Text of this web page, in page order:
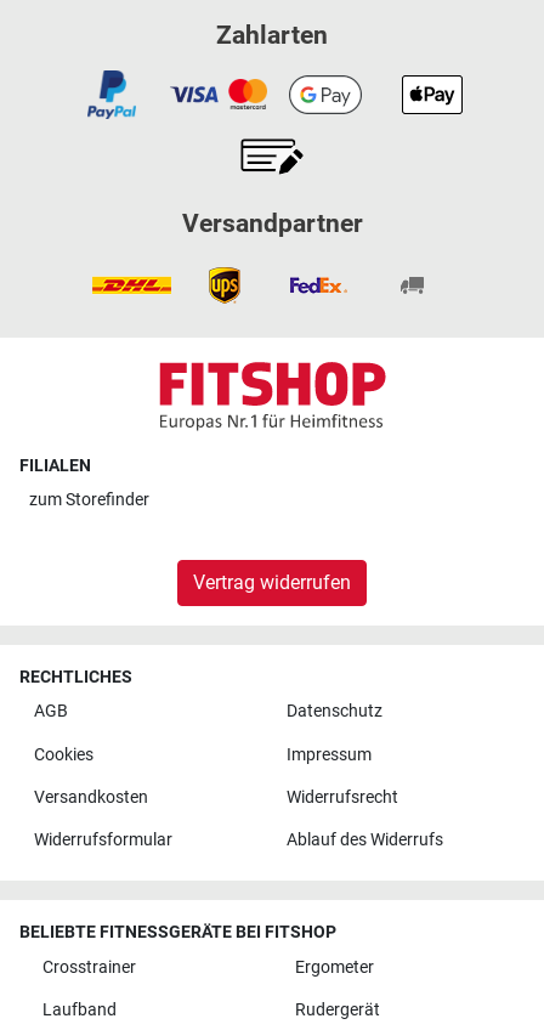
Zahlarten
Versandpartner
FILIALEN
zumStorefinder
Vertrag widerrufen
RECHTLICHES
AGB
Datenschutz
Cookies Impressum
Versandkosten Widerrufsrecht
Widerrufsformular Ablauf des Widerrufs
BELIEBTE FITNESSGERÄTE BEI FITSHOP
Crosstrainer
Ergometer
Laufband Rudergerät